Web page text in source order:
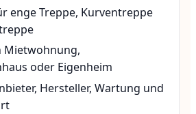
enge Treppe, Kurventreppe
Mietwohnung,
oder Eigenheim
Hersteller, Wartung und